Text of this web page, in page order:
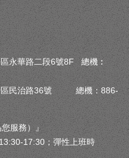
永華路二段6號8F 總機︰
區民治路36號 總機：886-
服務）』
17:30；彈性上班時